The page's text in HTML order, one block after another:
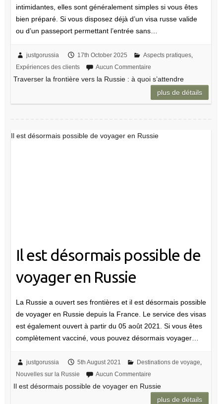
intimidantes, elles sont généralement simples si vous êtes
bien préparé. Si vous disposez déjà d’un visa russe valide
ou d’un passeport permettant l’entrée sans…
justgorussia 17th October 2025 Aspects pratiques,
Expériences des clients
Aucun Commentaire
Traverser la frontière vers la Russie : à quoi s’attendre
plus de détails
Il est désormais possible de voyager en Russie
Il est désormais possible de
voyager en Russie
La Russie a ouvert ses frontières et il est désormais possible
de voyager en Russie depuis la France. Le service des visas
est également ouvert à partir du 05 août 2021. Si vous êtes
complètement vacciné, vous pouvez désormais voyager…
justgorussia 5th August 2021 Destinations de voyage
Nouvelles sur la Russie
Aucun Commentaire
Il est désormais possible de voyager en Russie
plus de détails